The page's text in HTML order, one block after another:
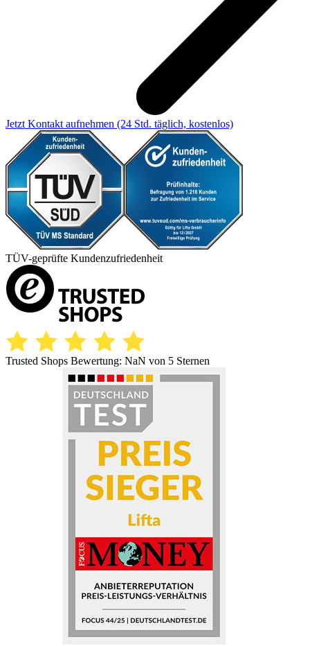
Jetzt Kontakt aufnehmen (24 Std. täglich, kostenlos)
TÜV-geprüfte Kundenzufriedenheit
Trusted Shops Bewertung: NaN von 5 Sternen